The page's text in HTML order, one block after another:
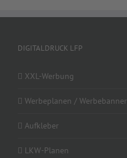
DIGITALDRUCK LFP
XXL-Werbung
Werbeplanen / Werbebanner
Aufkleber
LKW-Planen